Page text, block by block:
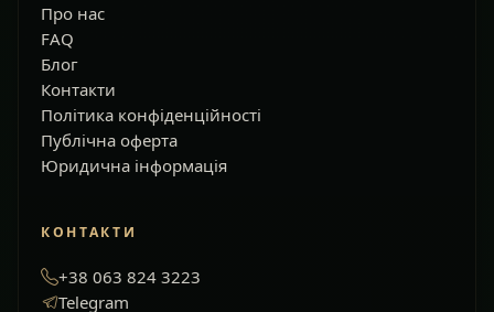
Про нас
FAQ
Блог
Контакти
Політика конфіденційності
Публічна оферта
Юридична інформація
КОНТАКТИ
+38 063 824 3223
Telegram